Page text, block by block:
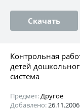
Скачать
Контрольная
детей
система
Предмет:Другое
Добавлено:26.11.2006